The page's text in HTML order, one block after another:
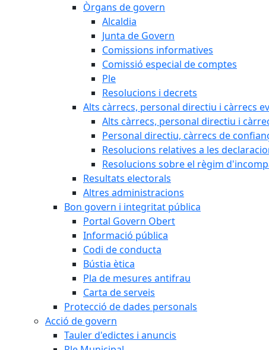
Òrgans de govern
Alcaldia
Junta de Govern
Comissions informatives
Comissió especial de comptes
Ple
Resolucions i decrets
Alts càrrecs, personal directiu i càrrecs
Alts càrrecs, personal directiu i
Personal directiu, càrrecs de
Resolucions relatives a les
Resolucions sobre el règim
Resultats electorals
Altres administracions
Bon govern i integritat pública
Portal Govern Obert
Informació pública
Codi de conducta
Bústia ètica
Pla de mesures antifrau
Carta de serveis
Protecció de dades personals
Acció de govern
Tauler d'edictes i anuncis